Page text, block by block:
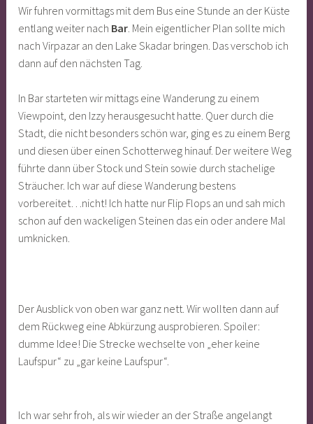
Wir fuhren vormittags mit dem Bus eine Stunde an der Küste
entlang weiter nach Bar . Mein eigentlicher Plan sollte mich
nach Virpazar an den Lake Skadar bringen. Das verschob ich
dann auf den nächsten Tag.
In Bar starteten wir mittags eine Wanderung zu einem
Viewpoint, den Izzy herausgesucht hatte. Quer durch die
Stadt, die nicht besonders schön war, ging es zu einem Berg
und diesen über einen Schotterweg hinauf. Der weitere Weg
führte dann über Stock und Stein sowie durch stachelige
Sträucher. Ich war auf diese Wanderung bestens
vorbereitet…nicht! Ich hatte nur Flip Flops an und sah mich
schon auf den wackeligen Steinen das ein oder andere Mal
umknicken.
Der Ausblick von oben war ganz nett. Wir wollten dann auf
dem Rückweg eine Abkürzung ausprobieren. Spoiler:
dumme Idee! Die Strecke wechselte von „eher keine
Laufspur“ zu „gar keine Laufspur“.
Ich war sehr froh, als wir wieder an der Straße angelangt